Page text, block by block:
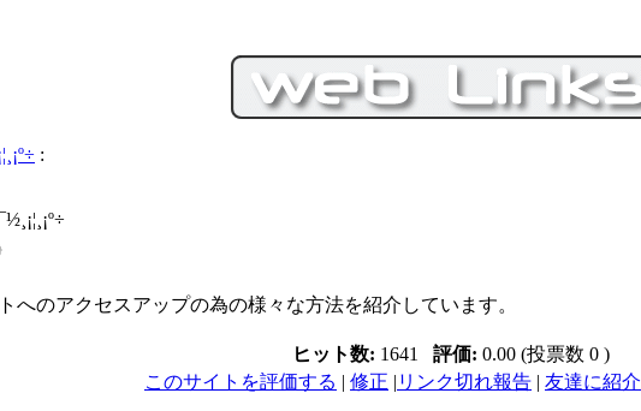
:
へのアクセスアップの為の様々な方法を紹介しています。
ヒット数: 1641 評価: 0.00 (投票数 0 )
このサイトを評価する | 修正 | リンク切れ報告 | 友達に紹介